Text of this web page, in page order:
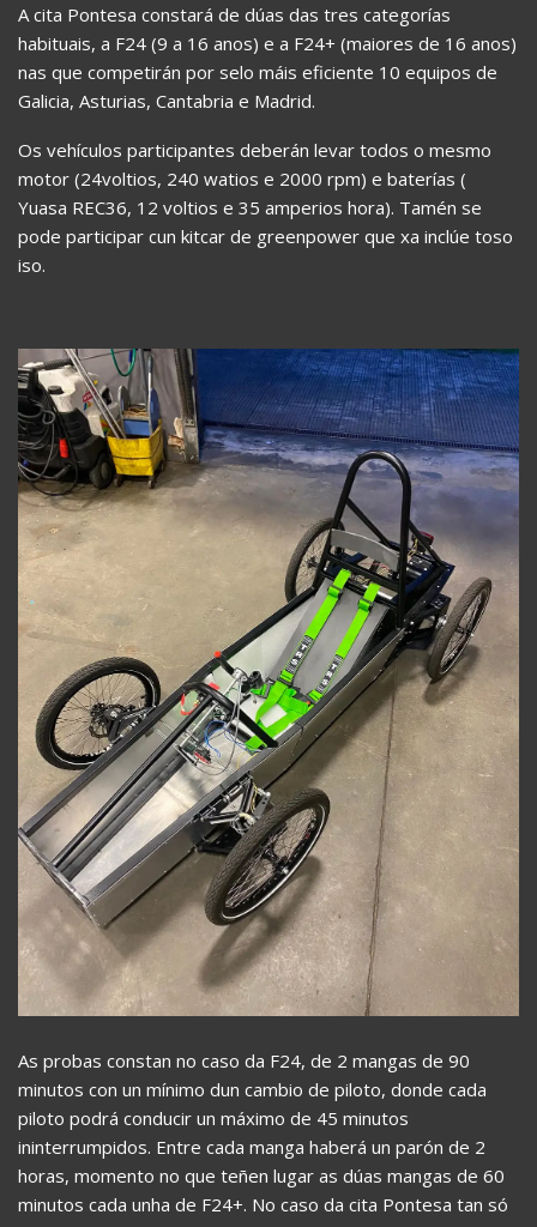
A cita Pontesa constará de dúas das tres categorías
habituais, a F24 (9 a 16 anos) e a F24+ (maiores de 16 anos)
nas que competirán por selo máis eficiente 10 equipos de
Galicia, Asturias, Cantabria e Madrid.
Os vehículos participantes deberán levar todos o mesmo
motor (24voltios, 240 watios e 2000 rpm) e baterías (
Yuasa REC36, 12 voltios e 35 amperios hora). Tamén se
pode participar cun kitcar de greenpower que xa inclúe toso
iso.
As probas constan no caso da F24, de 2 mangas de 90
minutos con un mínimo dun cambio de piloto, donde cada
piloto podrá conducir un máximo de 45 minutos
ininterrumpidos. Entre cada manga haberá un parón de 2
horas, momento no que teñen lugar as dúas mangas de 60
minutos cada unha de F24+. No caso da cita Pontesa tan só